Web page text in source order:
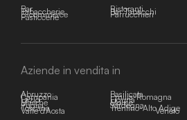
Bar Ristoranti
Tabaccherie Bar Tabacchi
E-commerce Parrucchieri
Pasticcerie
Aziende in vendita in
Abruzzo Basilicata
Campania Emilia-Romagna
Lazio Liguria
Marche Molise
Puglia Sardegna
Toscana Trentino-Alto Adige
Valle d'Aosta Veneto